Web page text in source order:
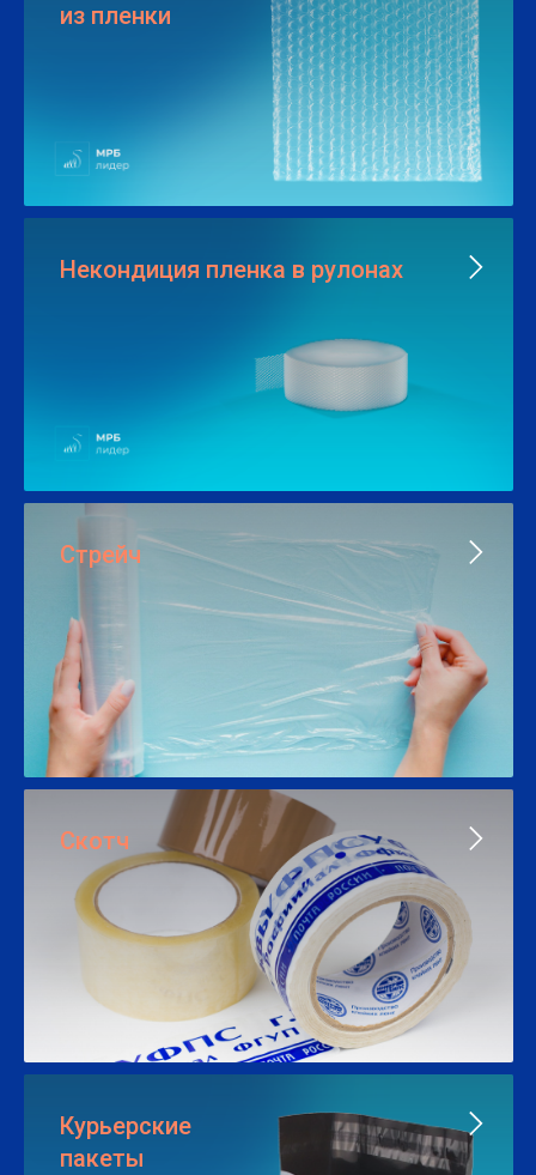
из пленки
Некондиция пленка в рулонах
Стрейч
Скотч
Курьерские
пакеты